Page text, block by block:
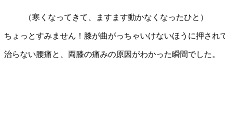
（寒くなってきて、ますます動かなくなったひと）
ちょっとすみません！膝が曲がっちゃいけないほうに押さ
治らない腰痛と、両膝の痛みの原因がわかった瞬間でした。